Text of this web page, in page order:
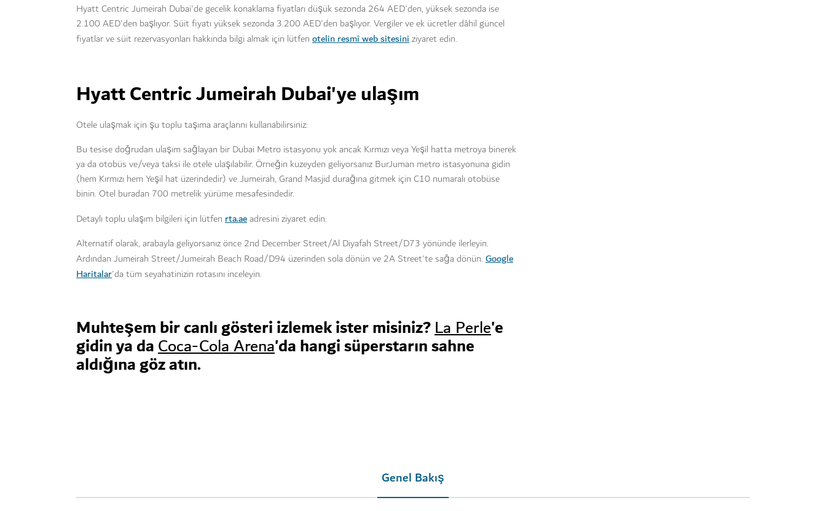
Hyatt Centric Jumeirah Dubai'de gecelik konaklama fiyatları düşük sezonda 264 AED'den, yüksek sezonda ise
2.100 AED'den başlıyor. Süit fiyatı yüksek sezonda 3.200 AED'den başlıyor. Vergiler ve ek ücretler dâhil güncel
fiyatlar ve süit rezervasyonları hakkında bilgi almak için lütfen otelin resmî web sitesiniziyaret edin.
Hyatt Centric Jumeirah Dubai'ye ulaşım
Otele ulaşmak için şu toplu taşıma araçlarını kullanabilirsiniz:
Bu tesise doğrudan ulaşım sağlayan bir Dubai Metro istasyonu yok ancak Kırmızı veya Yeşil hatta metroya binerek
ya da otobüs ve/veya taksi ile otele ulaşılabilir. Örneğin kuzeyden geliyorsanız BurJuman metro istasyonuna gidin
(hem Kırmızı hem Yeşil hat üzerindedir) ve Jumeirah, Grand Masjid durağına gitmek için C10 numaralı otobüse
binin. Otel buradan 700 metrelik yürüme mesafesindedir.
Detaylı toplu ulaşım bilgileri için lütfen rta.aeadresini ziyaret edin.
Alternatif olarak, arabayla geliyorsanız önce 2nd December Street/Al Diyafah Street/D73 yönünde ilerleyin.
Ardından Jumeirah Street/Jumeirah Beach Road/D94 üzerinden sola dönün ve 2A Street'te sağa dönün. Google
Haritalar'da tüm seyahatinizin rotasını inceleyin.
Muhteşem bir canlı gösteri izlemek ister misiniz?La Perle'e
gidin ya daCoca-Cola Arena'da hangi süperstarın sahne
aldığına göz atın.
Genel Bakış